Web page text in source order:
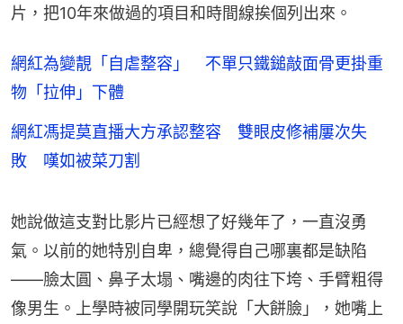
片，把10年來做過的項目和時間線挨個列出來。
網紅為變靚「自虐整容」 不單只鐵鎚敲面骨更掛重
物「拉伸」下體
網紅馮提莫直播大方承認整容 雙眼皮修補屢次失
敗 嘆如被菜刀割
她說做這支對比影片已經想了好幾年了，一直沒勇
氣。以前的她特別自卑，總覺得自己哪裏都是缺陷
——臉太圓、鼻子太塌、嘴邊的肉往下垮、手臂粗得
像男生。上學時被同學開玩笑說「大餅臉」，她嘴上